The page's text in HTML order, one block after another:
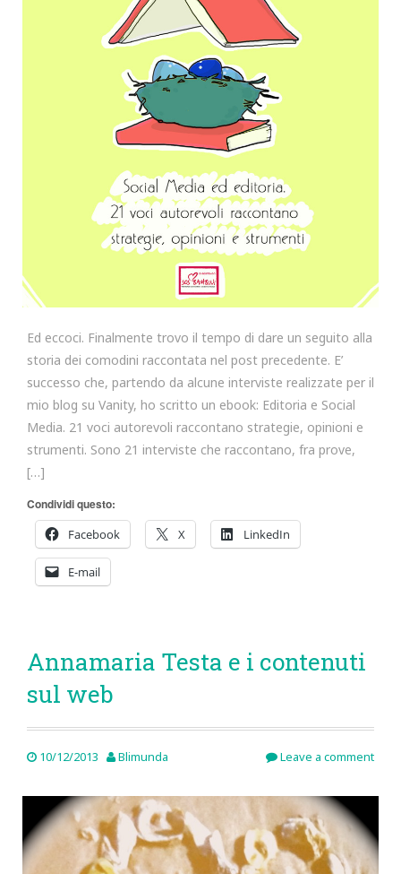
Ed eccoci. Finalmente trovo il tempo di dare un seguito alla
storia dei comodini raccontata nel post precedente. E’
successo che, partendo da alcune interviste realizzate per il
mio blog su Vanity, ho scritto un ebook: Editoria e Social
Media. 21 voci autorevoli raccontano strategie, opinioni e
strumenti. Sono 21 interviste che raccontano, fra prove,
[…]
Condividi questo:
Facebook
X LinkedIn
E-mail
Annamaria Testa e i contenuti
sul web
10/12/2013 Blimunda Leave a comment